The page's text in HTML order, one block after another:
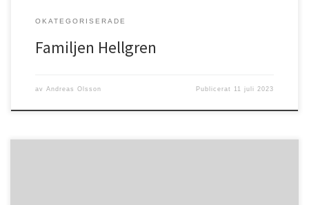
OKATEGORISERADE
Familjen Hellgren
av Andreas Olsson Publicerat 11 juli 2023